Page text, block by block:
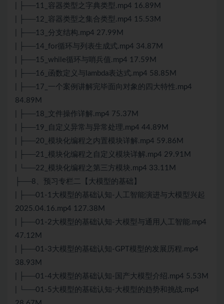
| ├──11_容器类型之字典类型.mp4 16.89M
| ├──12_容器类型之集合类型.mp4 15.53M
| ├──13_分支结构.mp4 27.99M
| ├──14_for循环与列表生成式.mp4 34.87M
| ├──15_while循环与哨兵值.mp4 17.59M
| ├──16_函数定义与lambda表达式.mp4 58.85M
| ├──17_一个案例讲解完毕面向对象的四大特性.mp4
84.89M
| ├──18_文件操作详解.mp4 75.37M
| ├──19_自定义异常与异常处理.mp4 44.89M
| ├──20_模块化编程之内置模块详解.mp4 59.86M
| ├──21_模块化编程之自定义模块详解.mp4 29.91M
| └──22_模块化编程之第三方模块.mp4 33.11M
├──8、预习专栏二【大模型的基础】
| ├──01-1大模型的基础认知-人工智能演进与大模型兴起
2025.04.16.mp4 127.38M
| ├──01-2大模型的基础认知-大模型与通用人工智能.mp4
47.12M
| ├──01-3大模型的基础认知-GPT模型的发展历程.mp4
38.93M
| ├──01-4大模型的基础认知-国产大模型介绍.mp4 5.53M
| └──01-5大模型的基础认知-大模型的趋势和挑战.mp4